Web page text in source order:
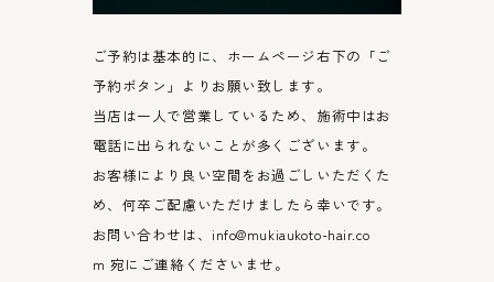
ご予約は基本的に、ホームページ右下の「ご
予約ボタン」よりお願い致します。
当店は一人で営業しているため、施術中はお
電話に出られないことが多くございます。
お客様により良い空間をお過ごしいただくた
め、何卒ご配慮いただけましたら幸いです。
お問い合わせは、 info@mukiaukoto-hair.co
m 宛にご連絡くださいませ。